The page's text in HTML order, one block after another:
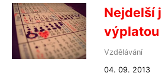
Nejdelší
výplatou
Vzdělávání
04. 09. 2013